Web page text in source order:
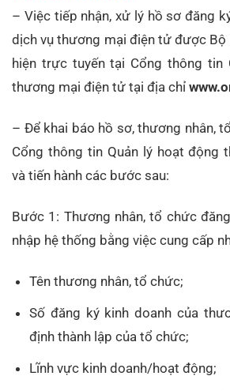
– Việc tiếp nhận, xử lý hồ sơ đăng
dịch vụ thương mại điện tử được
hiện trực tuyến tại Cổng thông tin
thương mại điện tử tại địa chỉ
– Để khai báo hồ sơ, thương nhân,
Cổng thông tin Quản lý hoạt động
và tiến hành các bước sau:
Bước 1: Thương nhân, tổ chức
nhập hệ thống bằng việc cung cấp
Tên thương nhân, tổ chức;
Số đăng ký kinh doanh của
định thành lập của tổ chức;
Lĩnh vực kinh doanh/hoạt động;